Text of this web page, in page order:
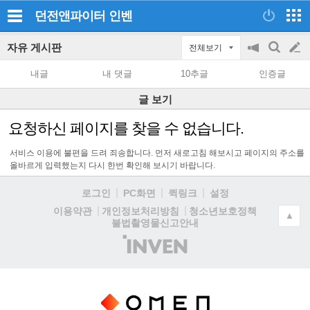
던전앤파이터 인벤
자유 게시판 전체보기
공
on/off
검
색
글
쓰
기
내글 내 댓글 10추글 인증글
글 보기
요청하신 페이지를 찾을 수 없습니다.
서비스 이용에 불편을 드려 죄송합니다. 먼저 새로고침 해보시고 페이지의 주소를
올바르게 입력했는지 다시 한번 확인해 보시기 바랍니다.
로그인 PC화면 퀵링크
설정
이용약관
개인정보처리방침
청소년보호정책
불법촬영물신고안내
(주)
인
▲